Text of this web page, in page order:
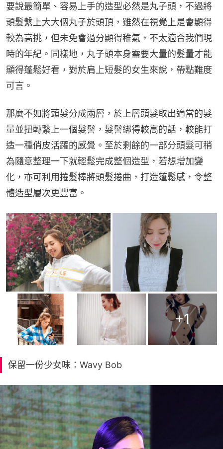
要說最簡單、容易上手的造型必然是丸子頭，不過將
頭髮繫上大大個丸子於頭頂，雖然在視覺上是會顯得
較為高挑，但未免會過分顯得稚氣，不太適合我們現
時的年紀。同樣地，丸子頭本身需要大量的髮量才能
顯得蓬鬆好看，對於肩上短髮的女生來說，帶點難度
可言。
那麼不如將頭髮分成兩層，於上層頭髮取出適當的髮
量並扭轉繫上一個髮髻，髮髻綁得較高的話，較能打
造一種俏皮活躍的感覺。至於剩餘的一部分頭髮可稍
為隨意整理一下就輕鬆完成整個造型，若想增加變
化，亦可利用捲髮棒將頭髮捲曲，打造蓬鬆感，令整
體造型層次更豐富。
+1
保留一份少女味：Wavy Bob